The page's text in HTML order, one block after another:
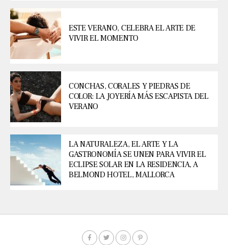
ESTE VERANO, CELEBRA EL ARTE DE
VIVIR EL MOMENTO
CONCHAS, CORALES Y PIEDRAS DE
COLOR: LA JOYERÍA MÁS ESCAPISTA DEL
VERANO
LA NATURALEZA, EL ARTE Y LA
GASTRONOMÍA SE UNEN PARA VIVIR EL
ECLIPSE SOLAR EN LA RESIDENCIA, A
BELMOND HOTEL, MALLORCA